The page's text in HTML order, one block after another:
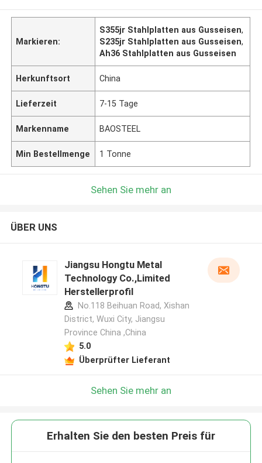
Markieren:
S355jr Stahlplatten aus Gusseisen,
S235jr Stahlplatten aus Gusseisen,
Ah36 Stahlplatten aus Gusseisen
Herkunftsort China
Lieferzeit 7-15 Tage
Markenname BAOSTEEL
Min Bestellmenge 1 Tonne
Sehen Sie mehr an
ÜBER UNS
Jiangsu Hongtu Metal
Technology Co.,Limited
Herstellerprofil
No.118 Beihuan Road, Xishan
District, Wuxi City, Jiangsu
Province China ,China
5.0
Überprüfter Lieferant
Sehen Sie mehr an
Erhalten Sie den besten Preis für